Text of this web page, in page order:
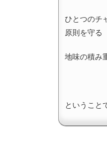
ひとつのチ
原則を守る
地味の積み
ということ